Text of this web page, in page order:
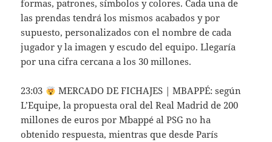
formas, patrones, símbolos y colores. Cada una de
las prendas tendrá los mismos acabados y por
supuesto, personalizados con el nombre de cada
jugador y la imagen y escudo del equipo. Llegaría
por una cifra cercana a los 30 millones.
23:03
MERCADO DE FICHAJES | MBAPPÉ: según
L’Equipe, la propuesta oral del Real Madrid de 200
millones de euros por Mbappé al PSG no ha
obtenido respuesta, mientras que desde París